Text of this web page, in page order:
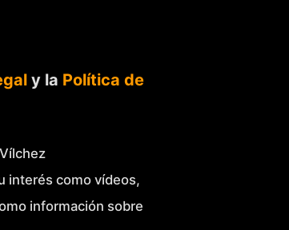
y la Política de
interés como vídeos,
información sobre